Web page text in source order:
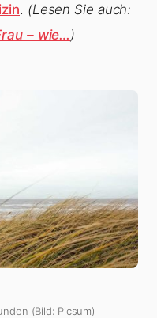
. (Lesen Sie auch:
– wie… )
(Bild: Picsum)